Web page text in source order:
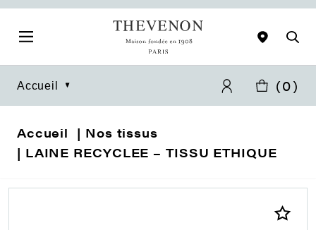
Accueil (0)
Accueil
Nos tissus
LAINE RECYCLEE – TISSU ETHIQUE